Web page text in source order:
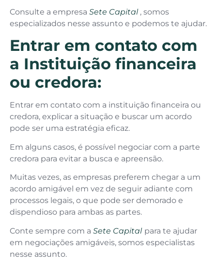
Consulte a empresa Sete Capital, somos
especializados nesse assunto e podemos te ajudar.
Entrar em contato com
a Instituição financeira
ou credora:
Entrar em contato com a instituição financeira ou
credora, explicar a situação e buscar um acordo
pode ser uma estratégia eficaz.
Em alguns casos, é possível negociar com a parte
credora para evitar a busca e apreensão.
Muitas vezes, as empresas preferem chegar a um
acordo amigável em vez de seguir adiante com
processos legais, o que pode ser demorado e
dispendioso para ambas as partes.
Conte sempre com a Sete Capital para te ajudar
em negociações amigáveis, somos especialistas
nesse assunto.